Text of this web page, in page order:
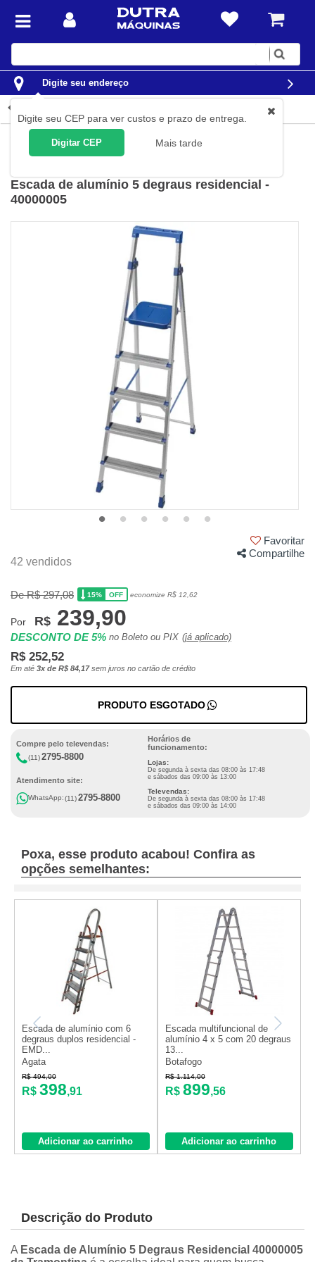
Digite
Digite seu endereço
Digite seu CEP para ver custos e prazo de entrega.
Digitar CEP Mais tarde
Construção Civil Alumínio
Escada de alumínio 5 degraus residencial -
40000005
Favoritar
42 vendidos
Compartilhe
De R$ 297,08 15% OFF economize R$ 12,62
Por R$ 239,90
DESCONTO DE 5% no Boleto ou PIX (já aplicado)
R$ 252,52
Em até 3x de R$ 84,17sem juros no cartão de crédito
PRODUTO ESGOTADO
Compre pelo televendas:
(11)2795-8800
Atendimento site:
WhatsApp:(11)2795-8800
Horários de
funcionamento:
Lojas:
De segunda à sexta das 08:00 às 17:48
e sábados das 09:00 às 13:00
Televendas:
De segunda à sexta das 08:00 às 17:48
e sábados das 09:00 às 14:00
Poxa, esse produto acabou! Confira as
opções semelhantes:
Escada de alumínio com 6
degraus duplos residencial -
EMD...
Agata
R$ 494,00
R$ 398,91
Adicionar ao carrinho
Escada multifuncional de
alumínio 4 x 5 com 20 degraus
13...
Botafogo
R$ 1.114,00
R$ 899,56
Adicionar ao carrinho
Descrição do Produto
A Escada de Alumínio 5 Degraus Residencial 40000005